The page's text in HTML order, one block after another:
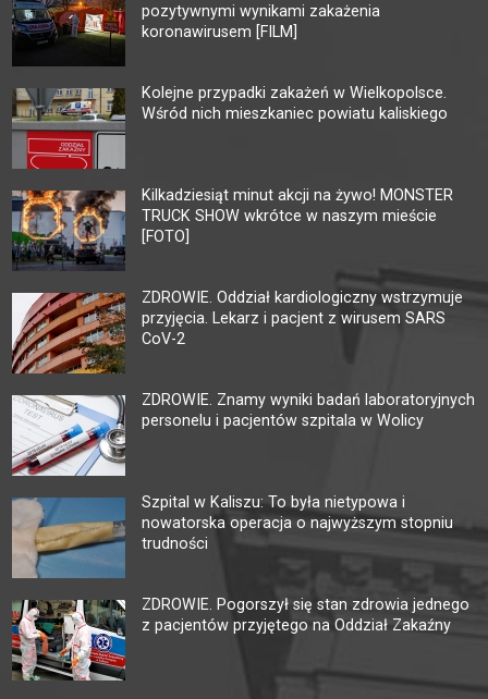
pozytywnymi wynikami zakażenia
koronawirusem [FILM]
Kolejne przypadki zakażeń w Wielkopolsce.
Wśród nich mieszkaniec powiatu kaliskiego
Kilkadziesiąt minut akcji na żywo! MONSTER
TRUCK SHOW wkrótce w naszym mieście
[FOTO]
ZDROWIE. Oddział kardiologiczny wstrzymuje
przyjęcia. Lekarz i pacjent z wirusem SARS
CoV-2
ZDROWIE. Znamy wyniki badań laboratoryjnych
personelu i pacjentów szpitala w Wolicy
Szpital w Kaliszu: To była nietypowa i
nowatorska operacja o najwyższym stopniu
trudności
ZDROWIE. Pogorszył się stan zdrowia jednego
z pacjentów przyjętego na Oddział Zakaźny